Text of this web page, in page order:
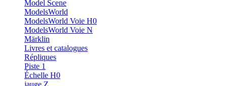
Model Scene
ModelsWorld
ModelsWorld Voie H0
ModelsWorld Voie N
Märklin
Livres et catalogues
Répliques
Piste 1
Échelle H0
jauge Z